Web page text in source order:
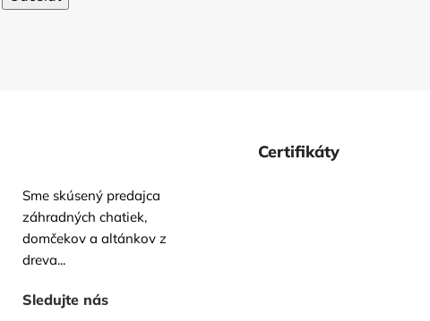
Sme skúsený predajca
záhradných chatiek,
domčekov a altánkov z
dreva...
Sledujte nás
Certifikáty